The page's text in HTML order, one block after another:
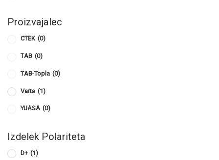
Proizvajalec
CTEK (0)
TAB (0)
TAB-Topla (0)
Varta (1)
YUASA (0)
Izdelek Polariteta
D+ (1)